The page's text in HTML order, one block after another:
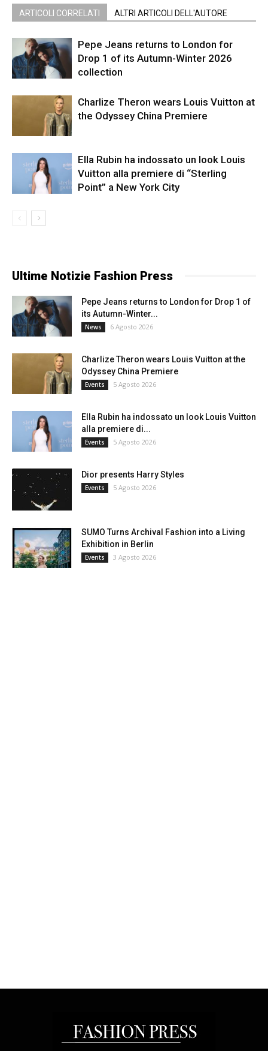
ARTICOLI CORRELATI ALTRI ARTICOLI DELL'AUTORE
Pepe Jeans returns to London for
Drop 1 of its Autumn-Winter 2026
collection
Charlize Theron wears Louis Vuitton at
the Odyssey China Premiere
Ella Rubin ha indossato un look Louis
Vuitton alla premiere di “Sterling
Point” a New York City
Ultime Notizie Fashion Press
Pepe Jeans returns to London for Drop 1 of
its Autumn-Winter...
News 6 Agosto 2026
Charlize Theron wears Louis Vuitton at the
Odyssey China Premiere
Events 5 Agosto 2026
Ella Rubin ha indossato un look Louis Vuitton
alla premiere di...
Events 5 Agosto 2026
Dior presents Harry Styles
Events 5 Agosto 2026
SUMO Turns Archival Fashion into a Living
Exhibition in Berlin
Events 3 Agosto 2026